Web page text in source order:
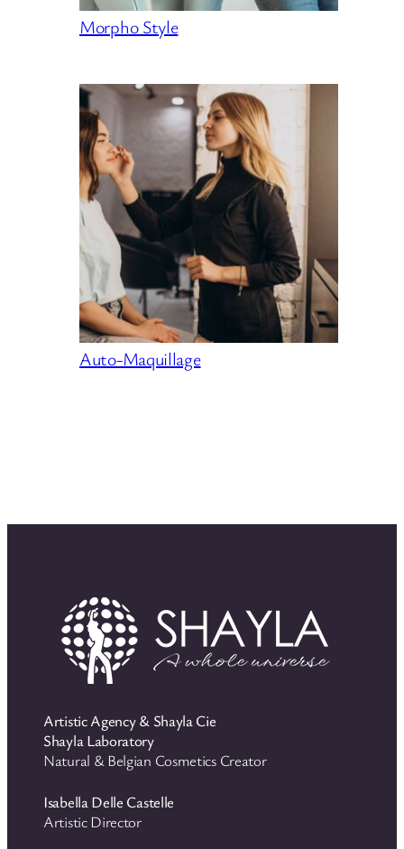
Morpho Style
Auto-Maquillage
Artistic Agency & Shayla Cie
Shayla Laboratory
Natural & Belgian Cosmetics Creator
Isabella Delle Castelle
Artistic Director